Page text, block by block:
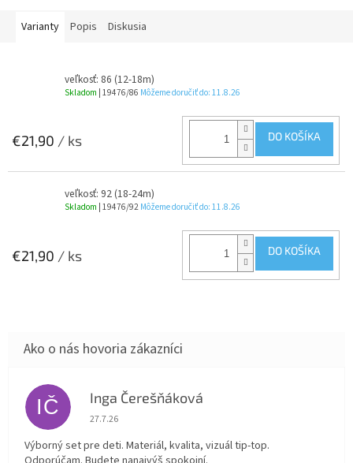
Varianty Popis Diskusia
veľkosť: 86 (12-18m)
Skladom | 19476/86 Môžeme doručiť do: 11.8.26
€21,90 / ks DO KOŠÍKA
veľkosť: 92 (18-24m)
Skladom | 19476/92 Môžeme doručiť do: 11.8.26
€21,90 / ks DO KOŠÍKA
IČ Inga Čerešňáková
Hodnotenie obchodu je 5 z 5 hviezdičiek.
27.7.26
Výborný set pre deti. Materiál, kvalita, vizuál tip-top.